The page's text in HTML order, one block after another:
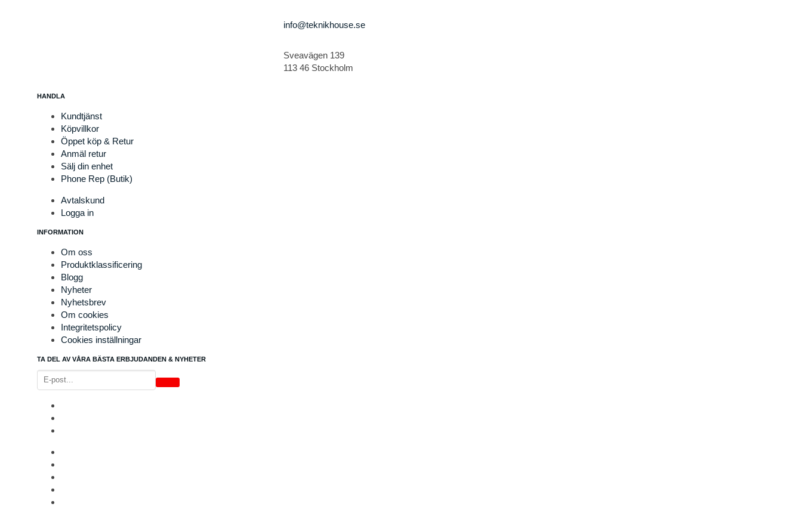
info@teknikhouse.se
Sveavägen 139
113 46 Stockholm
HANDLA
Kundtjänst
Köpvillkor
Öppet köp & Retur
Anmäl retur
Sälj din enhet
Phone Rep (Butik)
Avtalskund
Logga in
INFORMATION
Om oss
Produktklassificering
Blogg
Nyheter
Nyhetsbrev
Om cookies
Integritetspolicy
Cookies inställningar
TA DEL AV VÅRA BÄSTA ERBJUDANDEN & NYHETER